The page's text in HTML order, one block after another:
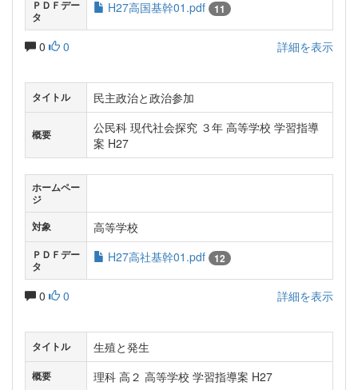
ＰＤＦデー
タ
H27高国基幹01.pdf 11
0 0 詳細を表示
タイトル 民主政治と政治参加
概要
公民科 現代社会探究 ３年 高等学校 学習指導
案 H27
ホームペー
ジ
対象
高等学校
ＰＤＦデー
タ
H27高社基幹01.pdf 12
0 0 詳細を表示
タイトル 生殖と発生
概要 理科 高２ 高等学校 学習指導案 H27